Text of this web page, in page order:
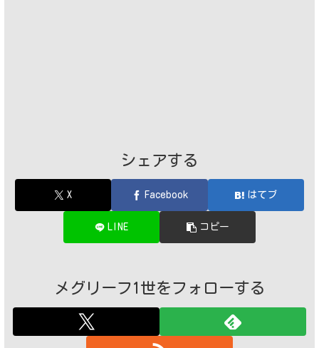
シェアする
X Facebook はてブ
LINE コピー
メグリーフ1世をフォローする